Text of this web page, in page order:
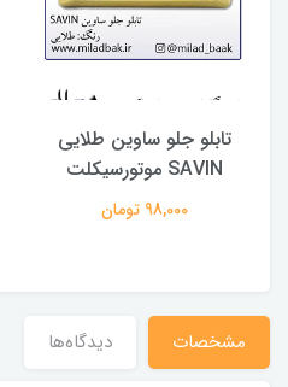
تابلو جلو ساوین طلایی
SAVIN موتورسیکلت
98,000 تومان
مشخصات دیدگاه‌ها